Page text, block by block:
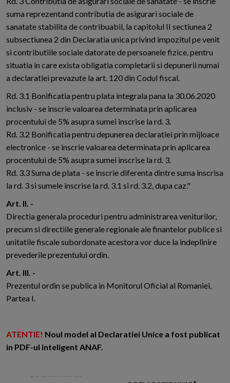
suma reprezentand contributia de asigurari sociale de
sanatate stabilita de contribuabil, la capitolul II sectiunea 2
subsectiunea 2 din Declaratia unica privind impozitul pe venit
si contributiile sociale datorate de persoanele fizice, pentru
situatia in care exista obligatia completarii si depunerii numai
a declaratiei prevazute la art. 120 din Codul fiscal.
Rd. 3.1 Bonificatia pentru plata integrala pana la 30.06.2020
inclusiv - se inscrie valoarea determinata prin aplicarea
procentului de 5% asupra sumei inscrise la rd. 3.
Rd. 3.2 Bonificatia pentru depunerea declaratiei prin mijloace
electronice - se inscrie valoarea determinata prin aplicarea
procentului de 5% asupra sumei inscrise la rd. 3.
Rd. 3.3 Suma de plata - se inscrie diferenta dintre suma inscrisa
la rd. 3 si sumele inscrise la rd. 3.1 si rd. 3.2, dupa caz."
Art. II. -
Directia generala proceduri pentru administrarea veniturilor,
precum si directiile generale regionale ale finantelor publice si
unitatile fiscale subordonate acestora vor duce la indeplinire
prevederile prezentului ordin.
Art. III. -
Prezentul ordin se publica in Monitorul Oficial al Romaniei,
Partea I.
ATENTIE! Noul model al Declaratiei Unice a fost publicat
in PDF-ul inteligent ANAF.